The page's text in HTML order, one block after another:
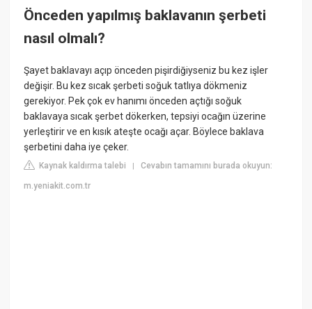
Önceden yapılmış baklavanın şerbeti
nasıl olmalı?
Şayet baklavayı açıp önceden pişirdiğiyseniz bu kez işler
değişir. Bu kez sıcak şerbeti soğuk tatlıya dökmeniz
gerekiyor. Pek çok ev hanımı önceden açtığı soğuk
baklavaya sıcak şerbet dökerken, tepsiyi ocağın üzerine
yerleştirir ve en kısık ateşte ocağı açar. Böylece baklava
şerbetini daha iye çeker.
Kaynak kaldırma talebi |Cevabın tamamını burada okuyun:
m.yeniakit.com.tr